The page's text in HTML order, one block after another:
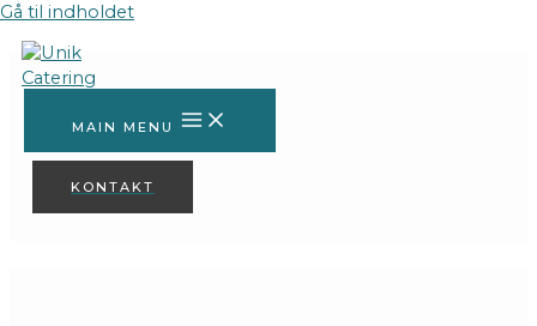
Gå til indholdet
MAIN MENU
KONTAKT
IMG_1933